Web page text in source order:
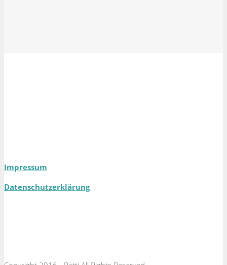
Impressum
Datenschutzerklärung